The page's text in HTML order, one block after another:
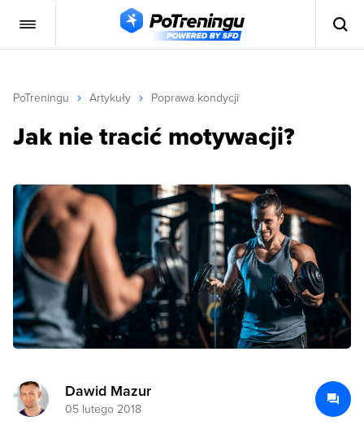
PoTreningu Artykuły Poprawa kondycji
Jak nie tracić motywacji?
Dawid Mazur
05 lutego 2018